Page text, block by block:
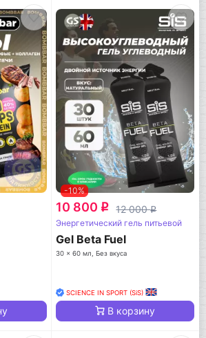
-10%
10 800 q 12 000q
Энергетический гель питьевой
Gel Beta Fuel
30 x 60 мл, Без вкуса
SCIENCE IN SPORT (SiS)
В корзину